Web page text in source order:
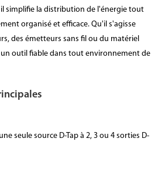
simplifie la distribution de l'énergie tout
organisé et efficace. Qu'il s'agisse
des émetteurs sans fil ou du matériel
outil fiable dans tout environnement de
seule source D-Tap à 2, 3 ou 4 sorties D-